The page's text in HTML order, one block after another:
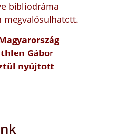
bibliodráma
megvalósulhatott.
Gábor
nyújtott